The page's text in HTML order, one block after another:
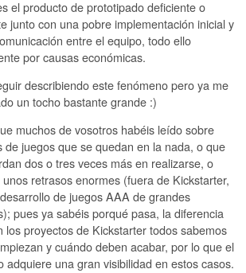
el producto de prototipado deficiente o
junto con una pobre implementación inicial y
entre el equipo, todo ello
por causas económicas.
describiendo este fenómeno pero ya me
un tocho bastante grande :)
muchos de vosotros habéis leído sobre
de juegos que se quedan en la nada, o que
dos o tres veces más en realizarse, o
retrasos enormes (fuera de Kickstarter,
de juegos AAA de grandes
pues ya sabéis porqué pasa, la diferencia
los proyectos de Kickstarter todos sabemos
y cuándo deben acabar, por lo que el
adquiere una gran visibilidad en estos casos.